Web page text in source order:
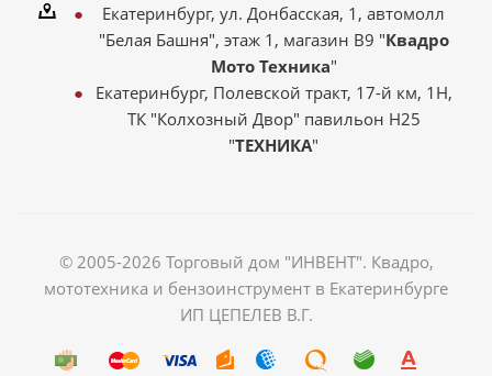
Екатеринбург, ул. Донбасская, 1, автомолл
"Белая Башня", этаж 1, магазин В9 "Квадро
Мото Техника"
Екатеринбург, Полевской тракт, 17-й км, 1Н,
ТК "Колхозный Двор" павильон Н25
"ТЕХНИКА"
© 2005-2026 Торговый дом "ИНВЕНТ". Квадро,
мототехника и бензоинструмент в Екатеринбурге
ИП ЦЕПЕЛЕВ В.Г.